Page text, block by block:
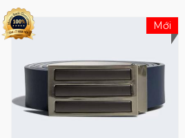
Adidas không chỉ sản
quần áo và phụ kiện thể
cầu đa dạng của người
với nhiều ngôi sao thể
tiếng, Adidas không chỉ
Mới